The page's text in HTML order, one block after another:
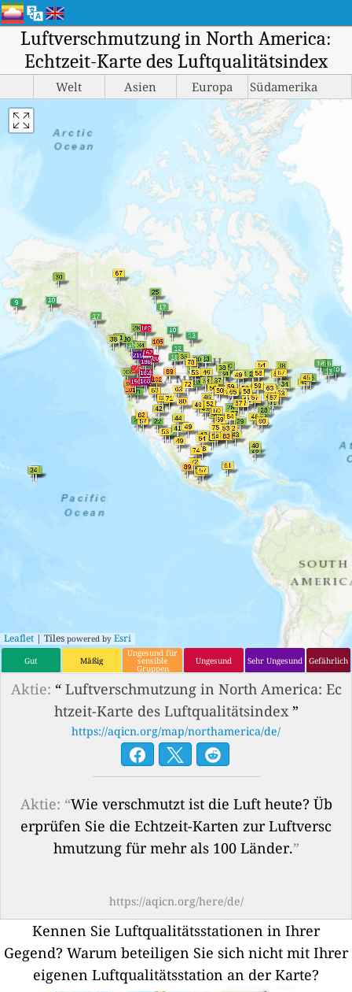
Luftverschmutzung in North America:
Echtzeit-Karte des Luftqualitätsindex
Welt Asien Europa Südamerika
Leaflet | Tiles powered by Esri
Gut Mäßig
Ungesund für
sensible
Gruppen
Ungesund Sehr Ungesund Gefährlich
Aktie: “ Luftverschmutzung in North America: Ec
htzeit-Karte des Luftqualitätsindex”
https://aqicn.org/map/northamerica/de/
Aktie: “Wie verschmutzt ist die Luft heute? Üb
erprüfen Sie die Echtzeit-Karten zur Luftversc
hmutzung für mehr als 100 Länder.”
https://aqicn.org/here/de/
Kennen Sie Luftqualitätsstationen in Ihrer
Gegend? Warum beteiligen Sie sich nicht mit Ihrer
eigenen Luftqualitätsstation an der Karte?